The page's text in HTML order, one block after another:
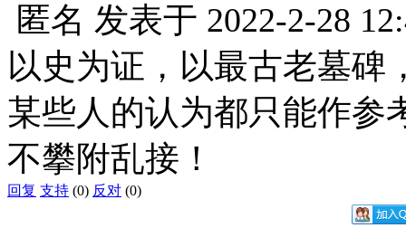
匿名 发表于 2022-2-28
以史为证，以最古老墓碑
某些人的认为都只能作参
不攀附乱接！
回复 支持 (0) 反对 (0)